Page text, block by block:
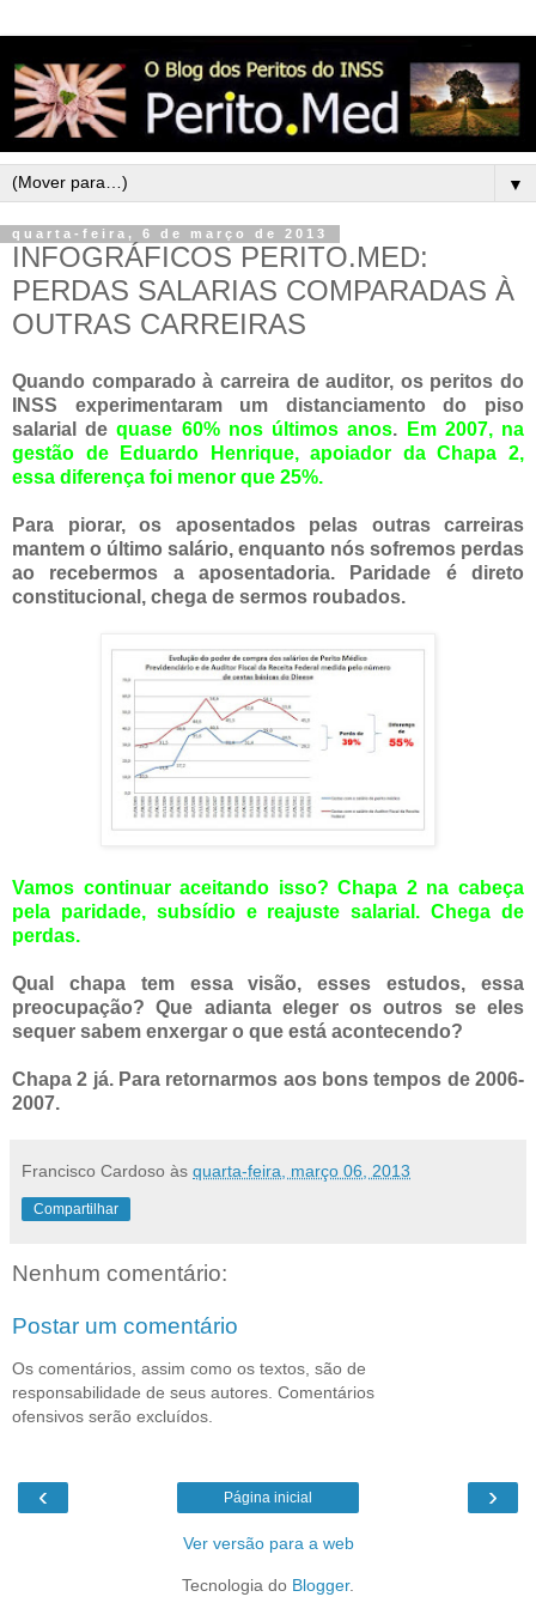
▼
quarta-feira, 6 de março de 2013
INFOGRÁFICOS PERITO.MED:
PERDAS SALARIAS COMPARADAS À
OUTRAS CARREIRAS
Quando comparado à carreira de auditor, os peritos do
INSS experimentaram um distanciamento do piso
salarial dequase 60% nos últimos anos. Em 2007, na
gestão de Eduardo Henrique, apoiador da Chapa 2,
essa diferença foi menor que 25%.
Para piorar, os aposentados pelas outras carreiras
mantem o último salário, enquanto nós sofremos perdas
ao recebermos a aposentadoria. Paridade é direto
constitucional, chega de sermos roubados.
Vamos continuar aceitando isso? Chapa 2 na cabeça
pela paridade, subsídio e reajuste salarial. Chega de
perdas.
Qual chapa tem essa visão, esses estudos, essa
preocupação? Que adianta eleger os outros se eles
sequer sabem enxergar o que está acontecendo?
Chapa 2 já. Para retornarmos aos bons tempos de 2006-
2007.
Francisco Cardoso às quarta-feira, março 06, 2013
Compartilhar
Nenhum comentário:
Postar um comentário
Os comentários, assim como os textos, são de
responsabilidade de seus autores. Comentários
ofensivos serão excluídos.
‹ ›
Página inicial
Ver versão para a web
Tecnologia do Blogger.